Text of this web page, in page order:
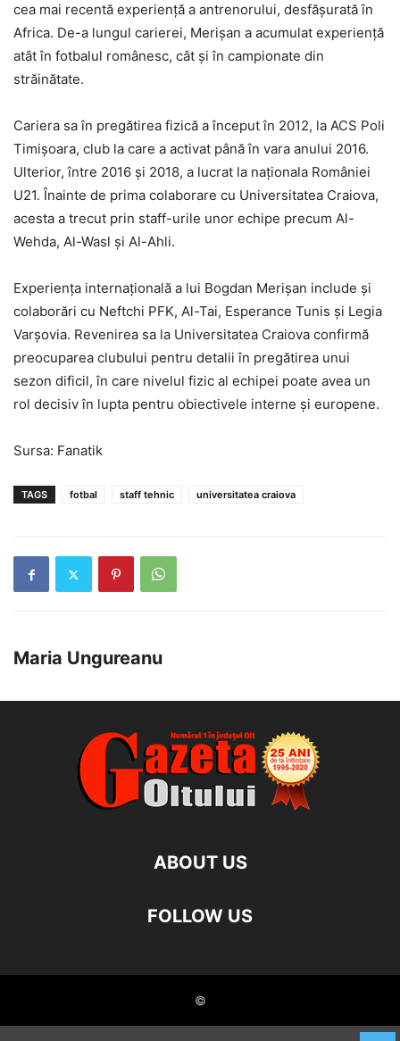
cea mai recentă experiență a antrenorului, desfășurată în
Africa. De-a lungul carierei, Merișan a acumulat experiență
atât în fotbalul românesc, cât și în campionate din
străinătate.
Cariera sa în pregătirea fizică a început în 2012, la ACS Poli
Timișoara, club la care a activat până în vara anului 2016.
Ulterior, între 2016 și 2018, a lucrat la naționala României
U21. Înainte de prima colaborare cu Universitatea Craiova,
acesta a trecut prin staff-urile unor echipe precum Al-
Wehda, Al-Wasl și Al-Ahli.
Experiența internațională a lui Bogdan Merișan include și
colaborări cu Neftchi PFK, Al-Tai, Esperance Tunis și Legia
Varșovia. Revenirea sa la Universitatea Craiova confirmă
preocuparea clubului pentru detalii în pregătirea unui
sezon dificil, în care nivelul fizic al echipei poate avea un
rol decisiv în lupta pentru obiectivele interne și europene.
Sursa: Fanatik
TAGS fotbal staff tehnic universitatea craiova
Maria Ungureanu
ABOUT US
FOLLOW US
©